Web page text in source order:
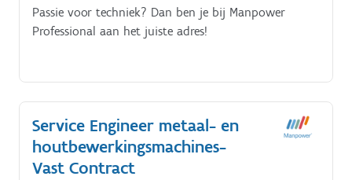
Passie voor techniek? Dan ben je bij Manpower
Professional aan het juiste adres!
Service Engineer metaal- en
houtbewerkingsmachines-
Vast Contract